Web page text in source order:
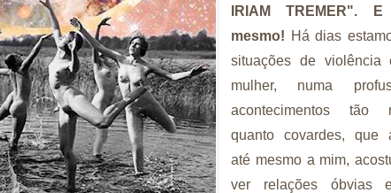
IRIAM TREMER". E
mesmo! Há dias
situações de violência
mulher, numa
acontecimentos tão
quanto covardes, que
até mesmo a mim,
ver relações óbvias